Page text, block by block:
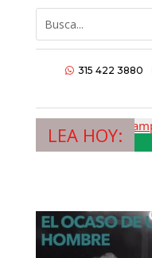
 315 422 3880
LEA HOY:
This is a